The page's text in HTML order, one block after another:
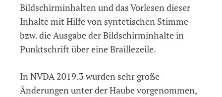
Bildschirminhalten und das Vorlesen dieser
Inhalte mit Hilfe von syntetischen Stimme
bzw. die Ausgabe der Bildschirminhalte in
Punktschrift über eine Braillezeile.
In NVDA 2019.3 wurden sehr große
Änderungen unter der Haube vorgenommen,